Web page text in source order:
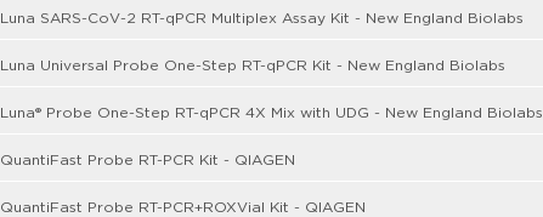
Luna SARS-CoV-2 RT-qPCR Multiplex Assay Kit - New England Biolabs
Luna Universal Probe One-Step RT-qPCR Kit - New England Biolabs
Luna® Probe One-Step RT-qPCR 4X Mix with UDG - New England Biolabs
QuantiFast Probe RT-PCR Kit - QIAGEN
QuantiFast Probe RT-PCR+ROXVial Kit - QIAGEN